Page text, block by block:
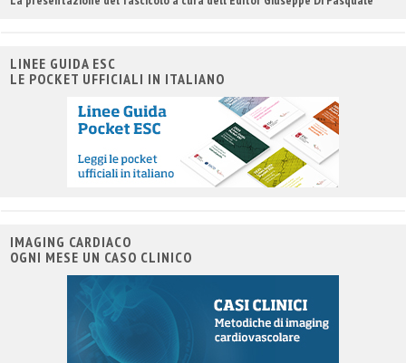
LINEE GUIDA ESC
LE POCKET UFFICIALI IN ITALIANO
IMAGING CARDIACO
OGNI MESE UN CASO CLINICO